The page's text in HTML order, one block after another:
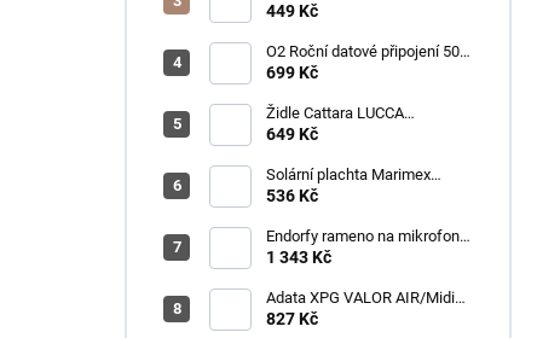
GB
449 Kč
O2 Roční datové připojení 50
GB
699 Kč
Židle Cattara LUCCA
kempingová skládací modrá
649 Kč
Solární plachta Marimex
průměr 3,6 m černá
536 Kč
Endorfy rameno na mikrofon
Broadcast Low Profile Boom
hlava / černý
1 343 Kč
Adata XPG VALOR AIR/Midi
Tower/Transpar./Černá
827 Kč